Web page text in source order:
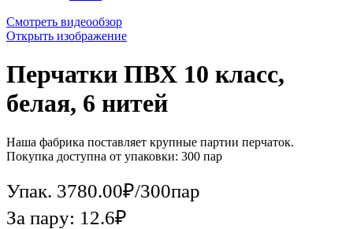
Смотреть видеообзор
Открыть изображение
Перчатки ПВХ 10 класс,
белая, 6 нитей
Наша фабрика поставляет крупные партии перчаток.
Покупка доступна от упаковки: 300 пар
Упак. 3780.00₽/300пар
За пару: 12.6₽